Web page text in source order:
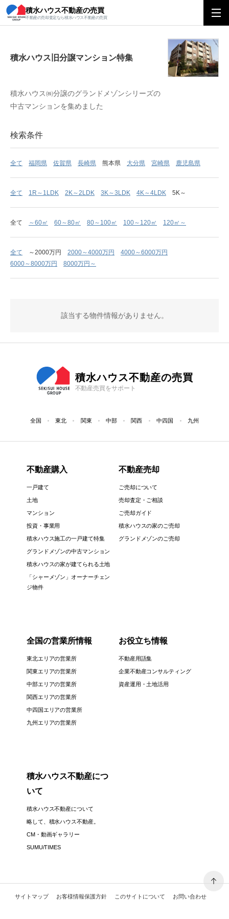
積水ハウス不動産の売買
不動産の売却査定なら積水ハウス不動産の売買
積水ハウス旧分譲マンション特集
積水ハウス旧分譲マンション特集
積水ハウス㈱分譲のグランドメゾンシリーズの
中古マンションを集めました
検索条件
全て 福岡県 佐賀県 長崎県 熊本県 大分県 宮崎県 鹿児島県
全て 1R～1LDK 2K～2LDK 3K～3LDK 4K～4LDK 5K～
全て ～60㎡ 60～80㎡ 80～100㎡ 100～120㎡ 120㎡～
全て ～2000万円 2000～4000万円
4000～6000万円
6000～8000万円
8000万円～
該当する物件情報がありません。
積水ハウス不動産の売買
不動産売買をサポート
全国 東北 関東 中部 関西 中四国 九州
不動産購入
一戸建て
土地
マンション
投資・事業用
積水ハウス施工の一戸建て特集
グランドメゾンの中古マンション
積水ハウスの家が建てられる土地
「シャーメゾン」オーナーチェン
ジ物件
不動産売却
ご売却について
売却査定・ご相談
ご売却ガイド
積水ハウスの家のご売却
グランドメゾンのご売却
全国の営業所情報
東北エリアの営業所
関東エリアの営業所
中部エリアの営業所
関西エリアの営業所
中四国エリアの営業所
九州エリアの営業所
お役立ち情報
不動産用語集
企業不動産コンサルティング
資産運用・土地活用
積水ハウス不動産につ
いて
積水ハウス不動産について
略して、積水ハウス不動産。
CM・動画ギャラリー
SUMU/TIMES
サイトマップ お客様情報保護方針 このサイトについて お問い合わせ